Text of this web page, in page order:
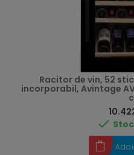
Racitor de vin, 52
incorporabil, Avintage
